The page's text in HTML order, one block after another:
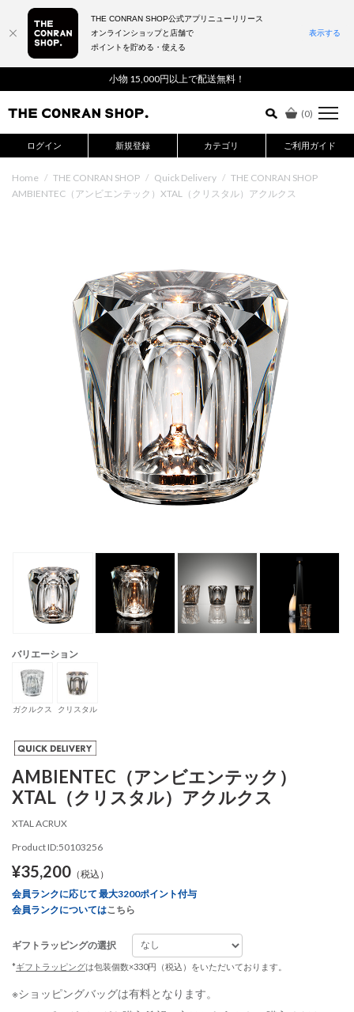
小物 15,000円以上で配送無料！
(0)
ログイン 新規登録 カテゴリ ご利用ガイド
詳細検索はこちら
Home / THE CONRAN SHOP / Quick Delivery / THE CONRAN SHOP
AMBIENTEC（アンビエンテック）XTAL（クリスタル）アクルクス
バリエーション
ガクルクス クリスタル
AMBIENTEC（アンビエンテック）
XTAL（クリスタル）アクルクス
XTAL ACRUX
Product ID:50103256
¥35,200 （税込）
会員ランクに応じて 最大3200ポイント付与
会員ランクについてはこちら
ギフトラッピングの選択
*ギフトラッピングは包装個数×330円（税込）をいただいております。
※ショッピングバッグは有料となります。
THE CONRAN SHOP公式アプリニューリリース
オンラインショップと店舗で
ポイントを貯める・使える
表示する